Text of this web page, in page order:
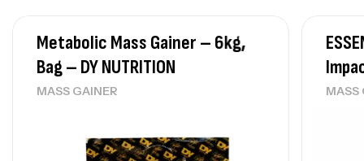
Metabolic Mass Gainer – 6kg,
Bag – DY NUTRITION
MASS GAINER MASS